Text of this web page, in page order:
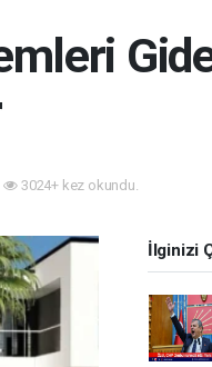
3024+ kez okundu.
İlginizi